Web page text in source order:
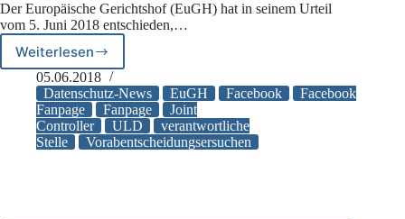
und
über
die
Unabhängigkeit
deutscher
Gerichte
Der Europäische Gerichtshof (EuGH) hat in seinem Urteil
vom 5. Juni 2018 entschieden,…
Weiterlesen
Fanpage-
Betreiber
auf
Facebook
sind
Verantwortliche
05.06.2018
Datenschutz-News
EuGH Facebook
Facebook
Fanpage
Fanpage
Joint
Controller
ULD
verantwortliche
Stelle
Vorabentscheidungsersuchen